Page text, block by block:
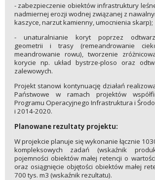
- zabezpieczenie obiektów infrastruktury
nadmiernej erozji wodnej związanej z
kaszyce, narzut kamienny, umocnienia skarp);
- unaturalnianie koryt poprzez
geometrii i trasy (remeandrowanie
meandrowanie rowu), tworzenie
korycie np. układ bystrze-ploso oraz
zalewowych.
Projekt stanowi kontynuację działań
Państwowe w ramach projektów
Programu Operacyjnego Infrastruktura i
i 2014-2020.
Planowane rezultaty projektu:
W projekcie planuje się wykonanie łącznie
kompleksowych zadań (wskaźnik
pojemności obiektów małej retencji o
oraz osiągnięcie objętości obiektów małej
700 tys. m3 (wskaźnik rezultatu).